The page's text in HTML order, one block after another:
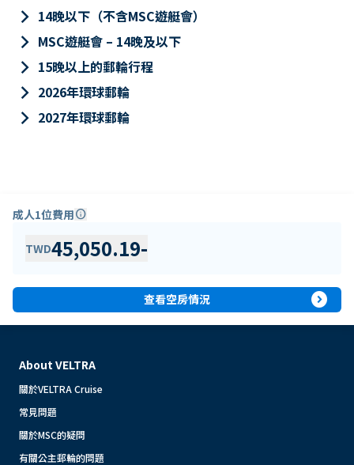
keyboard_arrow_right 14晚以下（不含MSC遊艇會）
keyboard_arrow_right MSC遊艇會 – 14晚及以下
keyboard_arrow_right 15晚以上的郵輪行程
keyboard_arrow_right 2026年環球郵輪
keyboard_arrow_right 2027年環球郵輪
成人1位費用info
TWD45,050.19-
查看空房情況 expand_circle_right
About VELTRA
關於VELTRA Cruise
常見問題
關於MSC的疑問
有關公主郵輪的問題